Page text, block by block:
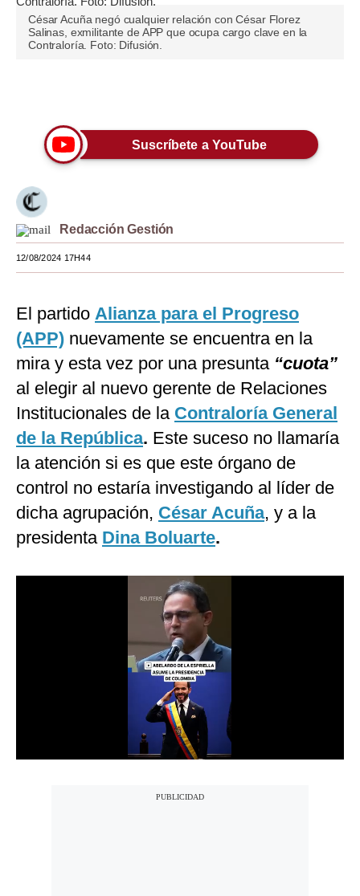
Editorial
Pregunta de hoy
Lujo
Viajes
Moda
Estilos
Mundo
España
Internacional
Club del Suscriptor
Mix
G de Gestión
César Acuña negó cualquier relación con César Florez
Salinas, exmilitante de APP que ocupa cargo clave en la
Contraloría. Foto: Difusión.
Suscríbete a YouTube
Redacción Gestión
12/08/2024 17H44
El partido Alianza para el Progreso
(APP) nuevamente se encuentra en la
mira y esta vez por una presunta “cuota”
al elegir al nuevo gerente de Relaciones
Institucionales de la Contraloría General
de la República. Este suceso no llamaría
la atención si es que este órgano de
control no estaría investigando al líder de
dicha agrupación, César Acuña, y a la
presidenta Dina Boluarte.